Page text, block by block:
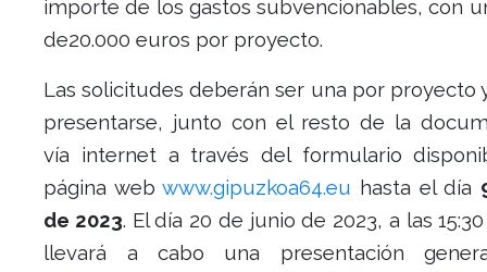
importe de los gastos subvencionables, con
de20.000 euros por proyecto.
Las solicitudes deberán ser una por proyecto
presentarse, junto con el resto de la
vía internet a través del formulario
página webwww.gipuzkoa64.eu hasta el día
de 2023. El día 20 de junio de 2023, a las
llevará a cabo una presentación